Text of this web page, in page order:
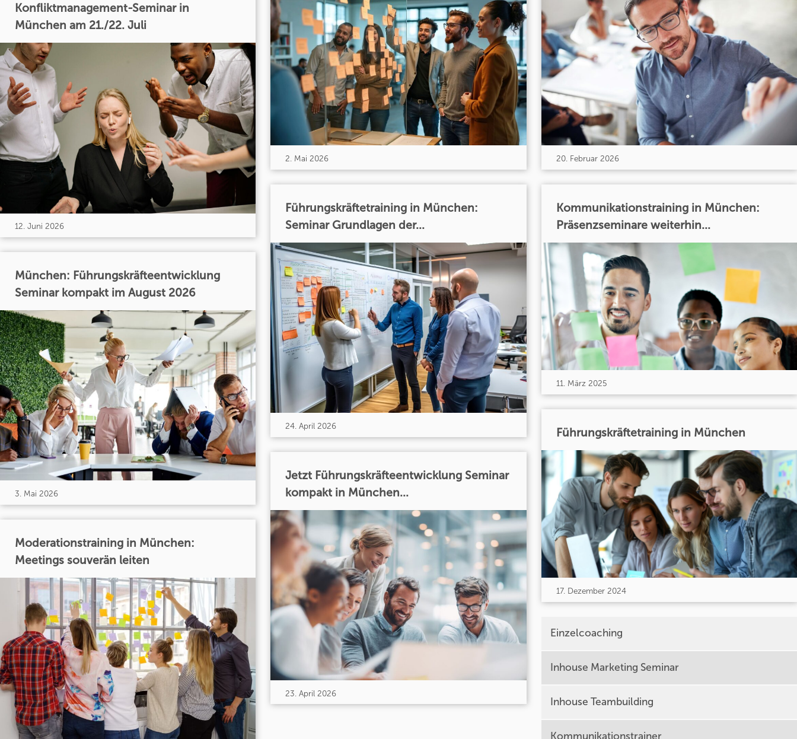
Konfliktmanagement-Seminar in
München am 21./22. Juli
12. Juni 2026
München: Führungskräfteentwicklung
Seminar kompakt im August 2026
3. Mai 2026
Moderationstraining in München:
Meetings souverän leiten
2. Mai 2026
Führungskräftetraining in München:
Seminar Grundlagen der...
24. April 2026
Jetzt Führungskräfteentwicklung Seminar
kompakt in München...
23. April 2026
20. Februar 2026
Kommunikationstraining in München:
Präsenzseminare weiterhin...
11. März 2025
Führungskräftetraining in München
17. Dezember 2024
Einzelcoaching
Inhouse Marketing Seminar
Inhouse Teambuilding
Kommunikationstrainer